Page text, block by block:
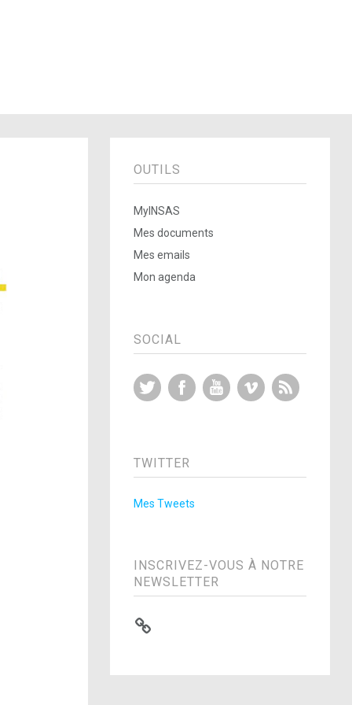
OUTILS
MyINSAS
Mes documents
Mes emails
Mon agenda
SOCIAL
Twitter FacebookYouTubeVimeo
TWITTER
Mes Tweets
INSCRIVEZ-VOUS À NOTRE
NEWSLETTER